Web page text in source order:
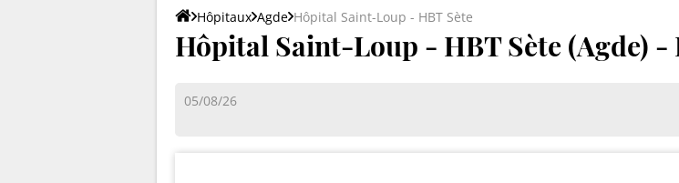
Hôpitaux Agde Hôpital Saint-Loup - HBT Sète
Hôpital Saint-Loup - HBT Sète (Agde) -
05/08/26